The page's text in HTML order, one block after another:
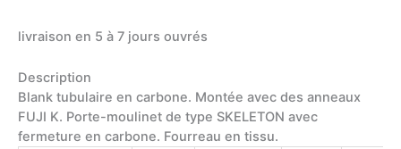
72
livraison en 5 à 7 jours ouvrés
Description
Blank tubulaire en carbone. Montée avec des anneaux
FUJI K. Porte-moulinet de type SKELETON avec
fermeture en carbone. Fourreau en tissu.